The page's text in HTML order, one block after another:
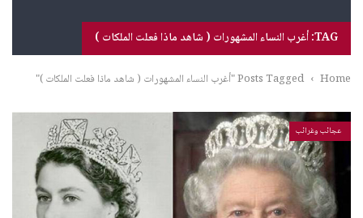
TAG: أغرب النساء المشهورات ( شاهد ماذا فعلت الملكات )
Home
› Posts Tagged "أغرب النساء المشهورات ( شاهد ماذا فعلت الملكات )"
عجائب وغرائب